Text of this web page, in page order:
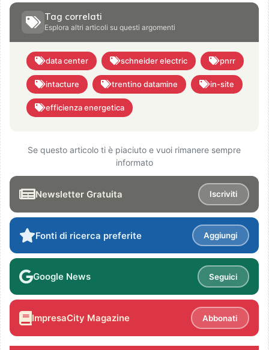
Tag correlati
Esplora altri articoli su questi argomenti
data center schneider electric pnrr
intacture trentino datamine in-site
efficienza energetica
Se questo articolo ti è piaciuto e vuoi rimanere sempre
informato
Newsletter Gratuita Iscriviti
Fonti di ricerca preferite Aggiungi
Google News Seguici
ImpresaCity Magazine Abbonati